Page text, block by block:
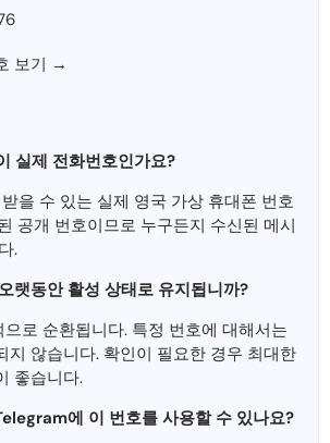
보기 →
실제 전화번호인가요?
을 수 있는 실제 영국 가상 휴대폰 번호
공개 번호이므로 누구든지 수신된 메시
.
랫동안 활성 상태로 유지됩니까?
로 순환됩니다. 특정 번호에 대해서는
지 않습니다. 확인이 필요한 경우 최대한
좋습니다.
에 이 번호를 사용할 수 있나요?